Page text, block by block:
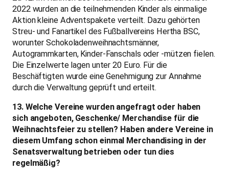
2022 wurden an die teilnehmenden Kinder als einmalige
Aktion kleine Adventspakete verteilt. Dazu gehörten
Streu- und Fanartikel des Fußballvereins Hertha BSC,
worunter Schokoladenweihnachtsmänner,
Autogrammkarten, Kinder-Fanschals oder -mützen fielen.
Die Einzelwerte lagen unter 20 Euro. Für die
Beschäftigten wurde eine Genehmigung zur Annahme
durch die Verwaltung geprüft und erteilt.
13. Welche Vereine wurden angefragt oder haben
sich angeboten, Geschenke/ Merchandise für die
Weihnachtsfeier zu stellen? Haben andere Vereine in
diesem Umfang schon einmal Merchandising in der
Senatsverwaltung betrieben oder tun dies
regelmäßig?